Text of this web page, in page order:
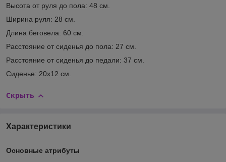
Высота от руля до пола: 48 см.
Ширина руля: 28 см.
Длина беговела: 60 см.
Расстояние от сиденья до пола: 27 см.
Расстояние от сиденья до педали: 37 см.
Сиденье: 20х12 см.
Скрыть
Характеристики
Основные атрибуты